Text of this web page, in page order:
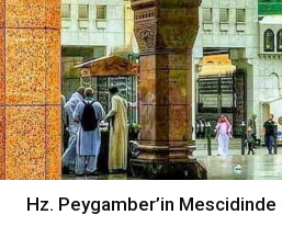
Hz. Peygamber’in